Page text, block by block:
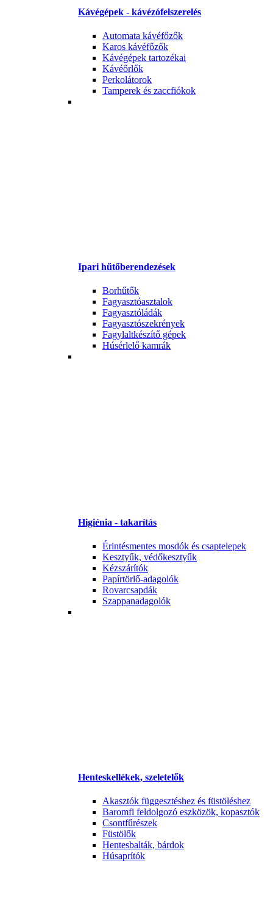
Kávégépek - kávézófelszerelés
Automata kávéfőzők
Karos kávéfőzők
Kávégépek tartozékai
Kávéőrlők
Perkolátorok
Tamperek és zaccfiókok
Ipari hűtőberendezések
Borhűtők
Fagyasztóasztalok
Fagyasztóládák
Fagyasztószekrények
Fagylaltkészítő gépek
Húsérlelő kamrák
Higiénia - takarítás
Érintésmentes mosdók és csaptelepek
Kesztyűk, védőkesztyűk
Kézszárítók
Papírtörlő-adagolók
Rovarcsapdák
Szappanadagolók
Henteskellékek, szeletelők
Akasztók függesztéshez és füstöléshez
Baromfi feldolgozó eszközök, kopasztók
Csontfűrészek
Füstölők
Hentesbalták, bárdok
Húsaprítók